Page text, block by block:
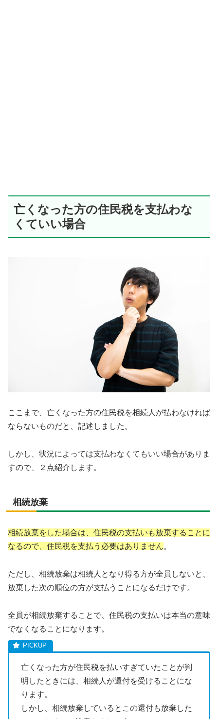
亡くなった方の住民税を支払わな
くていい場合
ここまで、亡くなった方の住民税を相続人が払わなければ
ならないものだと、記述しました。
しかし、状況によっては支払わなくてもいい場合がありま
すので、２点紹介します。
相続放棄
相続放棄をした場合は、住民税の支払いも放棄することに
なるので、住民税を支払う必要はありません。
ただし、相続放棄は相続人となり得る方が全員しないと、
放棄した次の順位の方が支払うことになるだけです。
全員が相続放棄することで、住民税の支払いは本当の意味
でなくなることになります。
亡くなった方が住民税を払いすぎていたことが判
明したときには、相続人が還付を受けることにな
ります。
しかし、相続放棄しているとこの還付も放棄した